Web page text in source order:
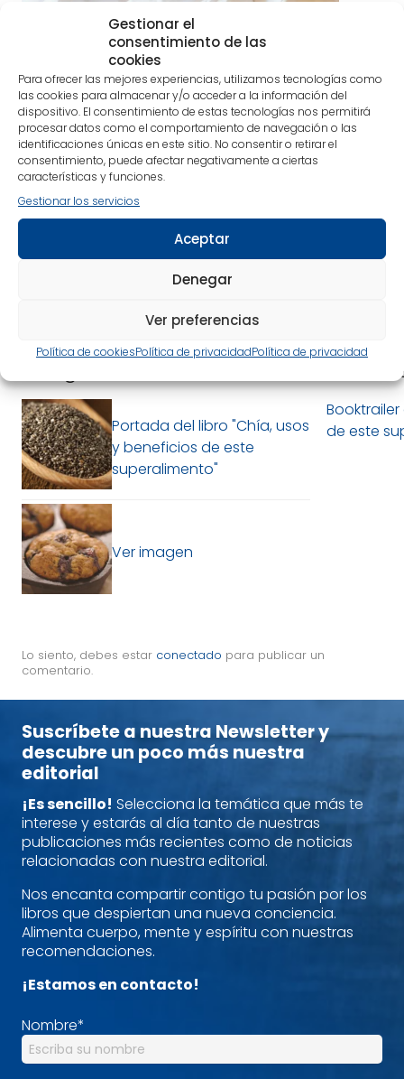
Gestionar el
consentimiento de las
cookies
Para ofrecer las mejores experiencias, utilizamos tecnologías como
las cookies para almacenar y/o acceder a la información del
dispositivo. El consentimiento de estas tecnologías nos permitirá
procesar datos como el comportamiento de navegación o las
identificaciones únicas en este sitio. No consentir o retirar el
consentimiento, puede afectar negativamente a ciertas
características y funciones.
Gestionar los servicios
Aceptar
Denegar
Ver preferencias
Política de cookiesPolítica de privacidadPolítica de privacidad
26/06/26
Deseo sexual en la pareja: el mito de la
19/
Portada del libro "Chía, usos
y beneficios de este
superalimento"
Ver imagen
Videos
de este
Lo siento, debes estar conectado para publicar un
comentario.
Suscríbete a nuestra Newsletter y
descubre un poco más nuestra
editorial
¡Es sencillo! Selecciona la temática que más te
interese y estarás al día tanto de nuestras
publicaciones más recientes como de noticias
relacionadas con nuestra editorial.
Nos encanta compartir contigo tu pasión por los
libros que despiertan una nueva conciencia.
Alimenta cuerpo, mente y espíritu con nuestras
recomendaciones.
¡Estamos en contacto!
Nombre*